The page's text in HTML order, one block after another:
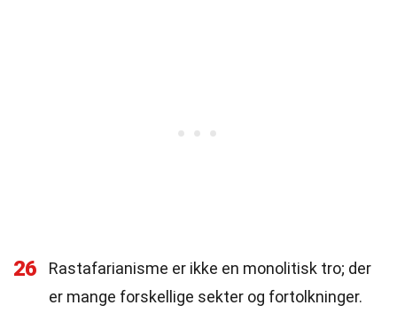
26
Rastafarianisme er ikke en monolitisk tro; der
er mange forskellige sekter og fortolkninger.